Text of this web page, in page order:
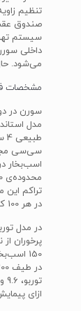
تنظیم
صندوق
سیستم
داخلی
می‌شود.
مشخصات
سورن در
مدل
در هر 100 کیلومتر است.
پرخوران
ازای پیمایش هر 100